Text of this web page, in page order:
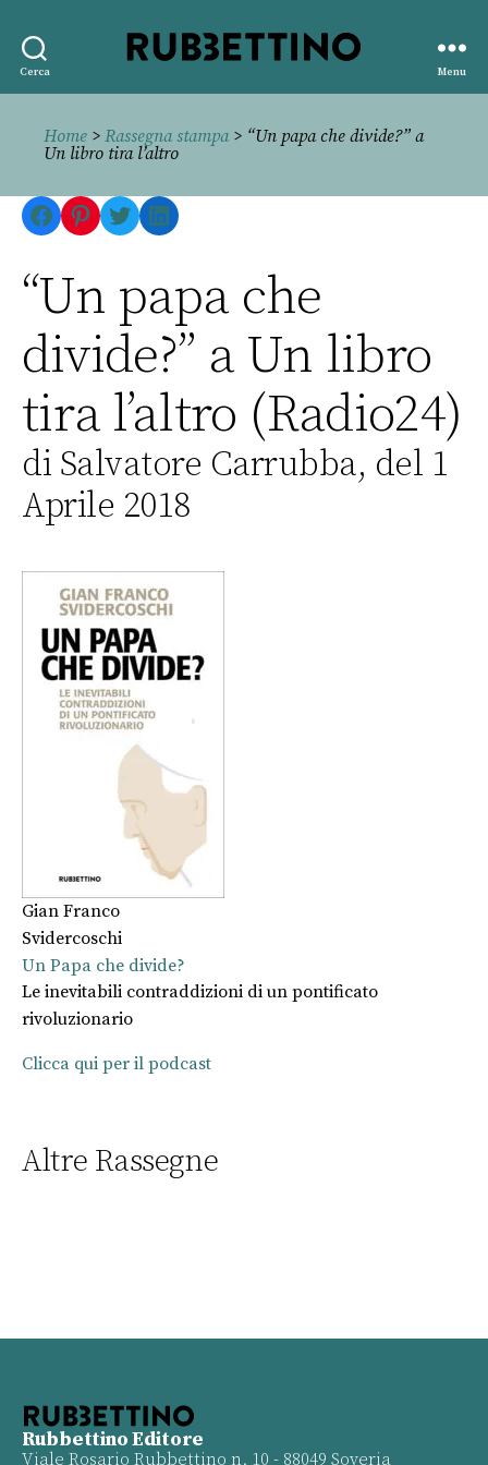
Cerca
editore
Menu
Home > Rassegna stampa> “Un papa che divide?” a
Un libro tira l’altro
Facebook
Pinterest
TwitterLinkedIn
“Un papa che
divide?” a Un libro
tira l’altro (Radio24)
di Salvatore Carrubba, del 1
Aprile 2018
Gian Franco
Svidercoschi
Un Papa che divide?
Le inevitabili contraddizioni di un pontificato
rivoluzionario
Clicca qui per il podcast
Altre Rassegne
Rubbettino Editore
Viale Rosario Rubbettino n. 10 - 88049 Soveria